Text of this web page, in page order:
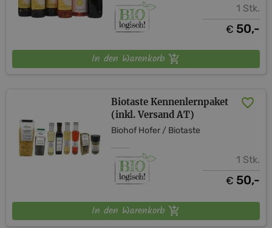
1 Stk.
€ 50,-
In den Warenkorb
Biotaste Kennenlernpaket
(inkl. Versand AT)
Biohof Hofer / Biotaste
1 Stk.
€ 50,-
In den Warenkorb